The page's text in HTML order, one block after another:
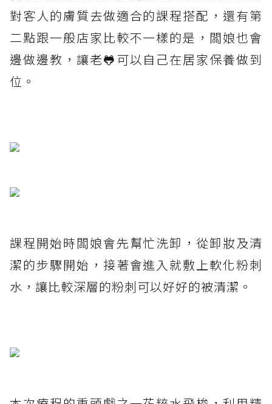
對客人的膚質去做適合的課程搭配，還有第
二點跟一般店家比較不一樣的是，闆娘也會
邊做邊教，讓老🐸可以自己在居家保養做到
位。
課程開始時闆娘會先幫忙洗卸，從卸妝及清
潔的步驟開始，接著會進入就敷上軟化粉刺
水，讓比較深層的粉刺可以好好的被清潔。